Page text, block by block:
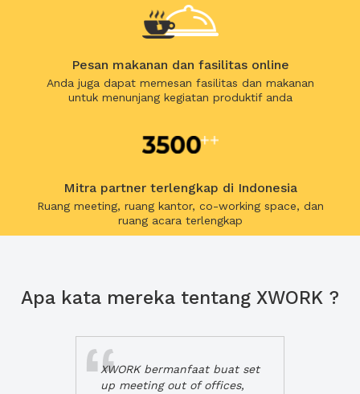
Pesan makanan dan fasilitas online
Anda juga dapat memesan fasilitas dan makanan
untuk menunjang kegiatan produktif anda
Mitra partner terlengkap di Indonesia
Ruang meeting, ruang kantor, co-working space, dan
ruang acara terlengkap
Apa kata mereka tentang XWORK ?
XWORK bermanfaat buat set
up meeting out of offices,